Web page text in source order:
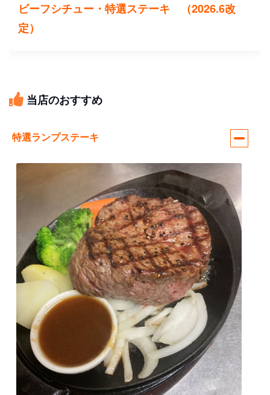
ビーフシチュー・特選ステーキ （2026.6改
定）
当店のおすすめ
特選ランプステーキ